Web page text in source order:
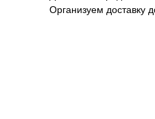
Организуем доставку